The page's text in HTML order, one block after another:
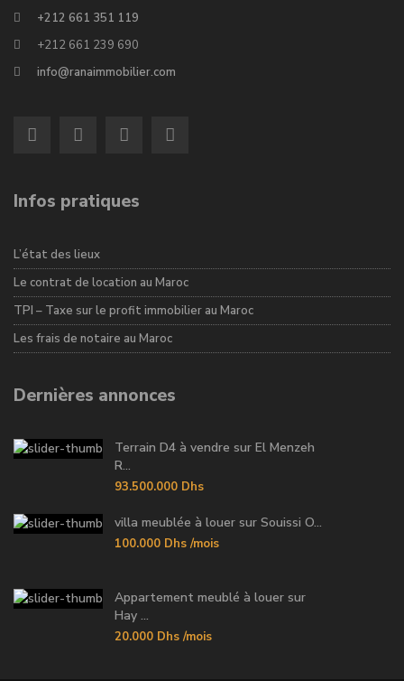
+212 661 351 119
+212 661 239 690
info@ranaimmobilier.com
Infos pratiques
L’état des lieux
Le contrat de location au Maroc
TPI – Taxe sur le profit immobilier au Maroc
Les frais de notaire au Maroc
Dernières annonces
Terrain D4 à vendre sur El Menzeh
R...
93.500.000 Dhs
villa meublée à louer sur Souissi O...
100.000 Dhs /mois
Appartement meublé à louer sur
Hay ...
20.000 Dhs /mois